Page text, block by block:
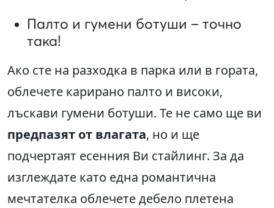
Палто и гумени ботуши – точно
така!
Ако сте на разходка в парка или в гората,
облечете карирано палто и високи,
лъскави гумени ботуши. Те не само ще ви
предпазят от влагата, но и ще
подчертаят есенния Ви стайлинг. За да
изглеждате като една романтична
мечтателка облечете дебело плетена